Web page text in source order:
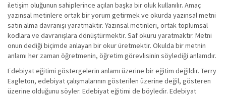
iletişim oluğunun sahiplerince açılan başka bir oluk kullanılır. Amaç
yazınsal metinlere ortak bir yorum getirmek ve okurda yazınsal metni
satın alma davranışı yaratmaktır. Yazınsal metinleri, ortak toplumsal
kodlara ve davranışlara dönüştürmektir. Saf okuru yaratmaktır. Metni
onun dediği biçimde anlayan bir okur üretmektir. Okulda bir metnin
anlamı her zaman öğretmenin, öğretim görevlisinin söylediği anlamdır.
Edebiyat eğitimi göstergelerin anlamı üzerine bir eğitim değildir. Terry
Eagleton, edebiyat çalışmalarının gösterilen üzerine değil, gösteren
üzerine olduğunu söyler. Edebiyat eğitimi de böyledir. Edebiyat